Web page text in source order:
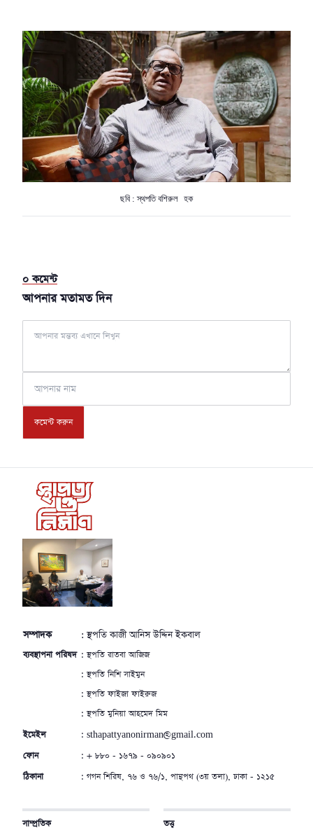
ছবি : স্থপতি বশিরুল হক
আপনার মতামত দিন
০ কমেন্ট
সম্পাদক : স্থপতি কাজী আনিস উদ্দিন ইকবাল
ব্যবস্থাপনা পরিষদ : স্থপতি রাতবা আজিজ
: স্থপতি নিশি সাইমুন
: স্থপতি ফাইজা ফাইরুজ
: স্থপতি মুনিয়া আহমেদ মিম
ইমেইল
: sthapattyanonirman@gmail.com
ফোন
: + ৮৮০ - ১৬৭৯ - ০৯০৯০১
ঠিকানা
: গগন শিরিষ, ৭৬ ও ৭৬/১, পান্থপথ (৩য় তলা), ঢাকা - ১২১৫
সাম্প্রতিক তত্ত্ব